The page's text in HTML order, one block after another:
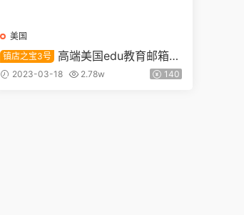
美国
镇店之宝3号
高端美国edu教育邮箱A
型【镇店之宝3号】
2023-03-18 2.78w 140